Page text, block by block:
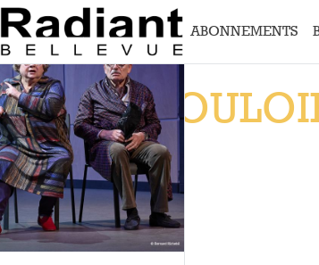
Aller au contenu principal
Menu
principal
ABONNEMENTS
LE
2027
BELLEVUE